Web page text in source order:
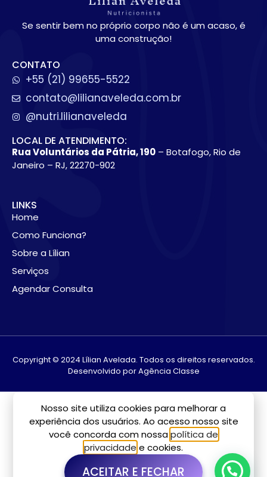
Se sentir bem no próprio corpo não é um acaso, é
uma construção!
CONTATO
+55 (21) 99655-5522
contato@lilianaveleda.com.br
@nutri.lilianaveleda
LOCAL DE ATENDIMENTO:
Rua Voluntários da Pátria, 190 – Botafogo, Rio de
Janeiro – RJ, 22270-902
LINKS
Home
Como Funciona?
Sobre a Lílian
Serviços
Agendar Consulta
Copyright © 2024 Lílian Avelada. Todos os direitos reservados.
Desenvolvido por Agência Classe
Nosso site utiliza cookies para melhorar a
experiência dos usuários. Ao acesso nosso site
você concorda com nossapolítica de
privacidade e cookies.
ACEITAR E FECHAR